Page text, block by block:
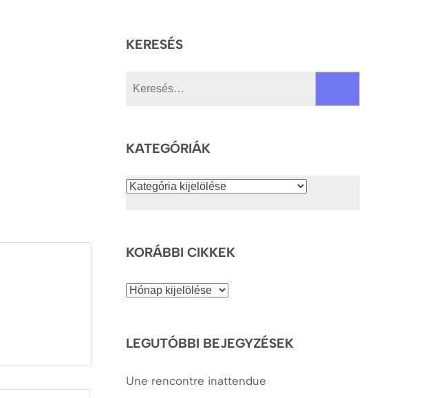
KERESÉS
KATEGÓRIÁK
Kategóriák
KORÁBBI CIKKEK
Korábbi
LEGUTÓBBI BEJEGYZÉSEK
Une rencontre inattendue